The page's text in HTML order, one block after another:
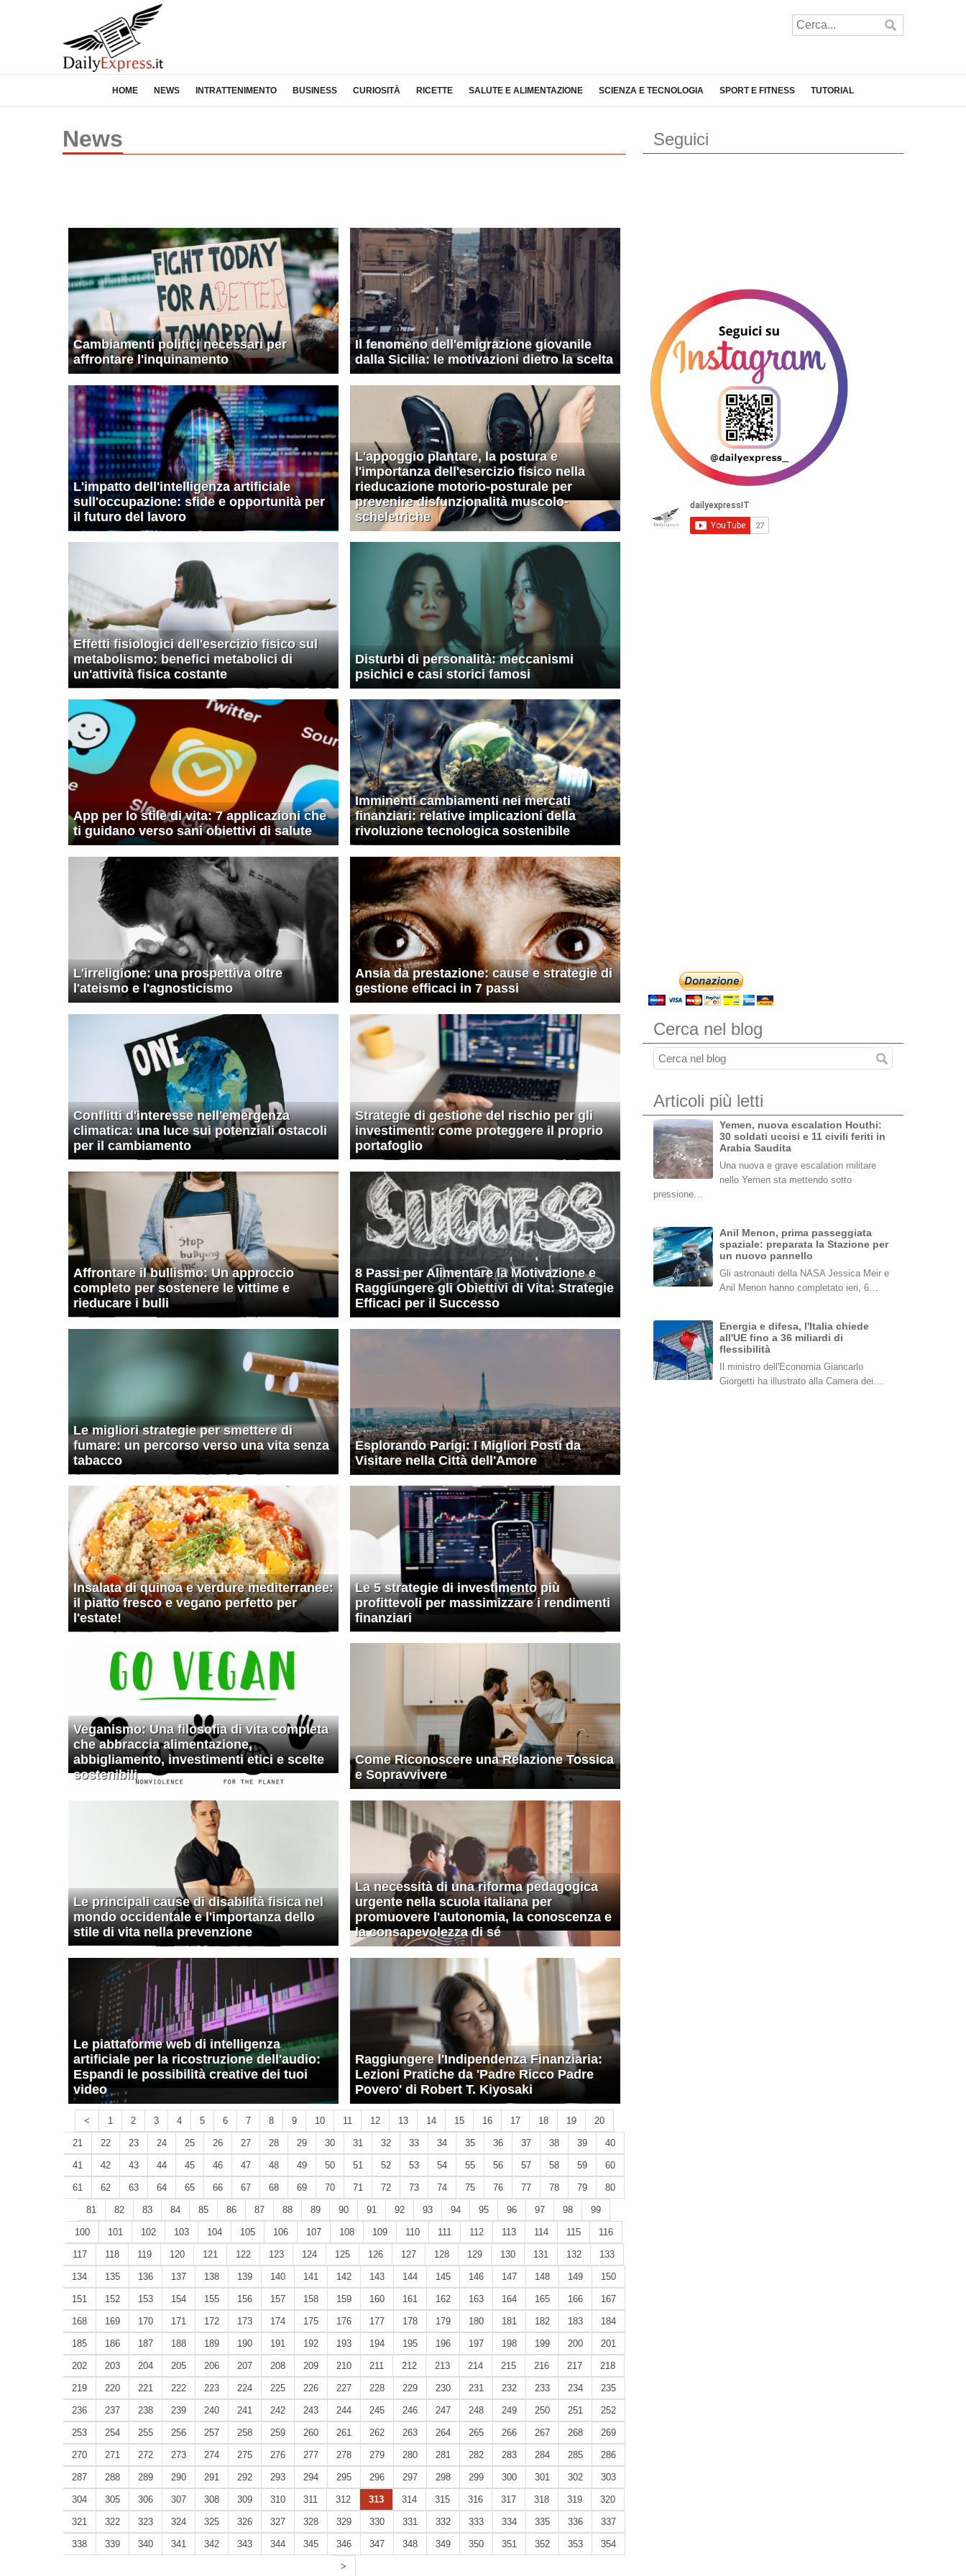
HOME NEWS INTRATTENIMENTO BUSINESS CURIOSITÀ RICETTE SALUTE E ALIMENTAZIONE SCIENZA E TECNOLOGIA SPORT E FITNESS TUTORIAL
News
Cambiamenti politici necessari per
affrontare l'inquinamento
Il fenomeno dell'emigrazione giovanile
dalla Sicilia: le motivazioni dietro la scelta
L'impatto dell'intelligenza artificiale
sull'occupazione: sfide e opportunità per
il futuro del lavoro
L'appoggio plantare, la postura e
l'importanza dell'esercizio fisico nella
rieducazione motorio-posturale per
prevenire disfunzionalità muscolo-
scheletriche
Effetti fisiologici dell'esercizio fisico sul
metabolismo: benefici metabolici di
un'attività fisica costante
Disturbi di personalità: meccanismi
psichici e casi storici famosi
App per lo stile di vita: 7 applicazioni che
ti guidano verso sani obiettivi di salute
Imminenti cambiamenti nei mercati
finanziari: relative implicazioni della
rivoluzione tecnologica sostenibile
L'irreligione: una prospettiva oltre
l'ateismo e l'agnosticismo
Ansia da prestazione: cause e strategie di
gestione efficaci in 7 passi
Conflitti d'interesse nell'emergenza
climatica: una luce sui potenziali ostacoli
per il cambiamento
Strategie di gestione del rischio per gli
investimenti: come proteggere il proprio
portafoglio
Affrontare il bullismo: Un approccio
completo per sostenere le vittime e
rieducare i bulli
8 Passi per Alimentare la Motivazione e
Raggiungere gli Obiettivi di Vita: Strategie
Efficaci per il Successo
Le migliori strategie per smettere di
fumare: un percorso verso una vita senza
tabacco
Esplorando Parigi: I Migliori Posti da
Visitare nella Città dell'Amore
Insalata di quinoa e verdure mediterranee:
il piatto fresco e vegano perfetto per
l'estate!
Le 5 strategie di investimento più
profittevoli per massimizzare i rendimenti
finanziari
Veganismo: Una filosofia di vita completa
che abbraccia alimentazione,
abbigliamento, investimenti etici e scelte
sostenibili
Come Riconoscere una Relazione Tossica
e Sopravvivere
Le principali cause di disabilità fisica nel
mondo occidentale e l'importanza dello
stile di vita nella prevenzione
La necessità di una riforma pedagogica
urgente nella scuola italiana per
promuovere l'autonomia, la conoscenza e
la consapevolezza di sé
Le piattaforme web di intelligenza
artificiale per la ricostruzione dell'audio:
Espandi le possibilità creative dei tuoi
video
Raggiungere l'Indipendenza Finanziaria:
Lezioni Pratiche da 'Padre Ricco Padre
Povero' di Robert T. Kiyosaki
< 1 2 3 4 5 6 7 8 9 10 11 12 13 14 15 16 17 18 19 20
21 22 23 24 25 26 27 28 29 30 31 32 33 34 35 36 37 38 39 40
41 42 43 44 45 46 47 48 49 50 51 52 53 54 55 56 57 58 59 60
61 62 63 64 65 66 67 68 69 70 71 72 73 74 75 76 77 78 79 80
81 82 83 84 85 86 87 88 89 90 91 92 93 94 95 96 97 98 99
100 101 102 103 104 105 106 107 108 109 110 111 112 113 114 115 116
117 118 119 120 121 122 123 124 125 126 127 128 129 130 131 132 133
134 135 136 137 138 139 140 141 142 143 144 145 146 147 148 149 150
151 152 153 154 155 156 157 158 159 160 161 162 163 164 165 166 167
168 169 170 171 172 173 174 175 176 177 178 179 180 181 182 183 184
185 186 187 188 189 190 191 192 193 194 195 196 197 198 199 200 201
202 203 204 205 206 207 208 209 210 211 212 213 214 215 216 217 218
219 220 221 222 223 224 225 226 227 228 229 230 231 232 233 234 235
236 237 238 239 240 241 242 243 244 245 246 247 248 249 250 251 252
253 254 255 256 257 258 259 260 261 262 263 264 265 266 267 268 269
270 271 272 273 274 275 276 277 278 279 280 281 282 283 284 285 286
287 288 289 290 291 292 293 294 295 296 297 298 299 300 301 302 303
304 305 306 307 308 309 310 311 312 313 314 315 316 317 318 319 320
321 322 323 324 325 326 327 328 329 330 331 332 333 334 335 336 337
338 339 340 341 342 343 344 345 346 347 348 349 350 351 352 353 354
>
Seguici
Cerca nel blog
Articoli più letti
Yemen, nuova escalation Houthi:
30 soldati uccisi e 11 civili feriti in
Arabia Saudita
Una nuova e grave escalation militare
nello Yemen sta mettendo sotto
pressione…
Anil Menon, prima passeggiata
spaziale: preparata la Stazione per
un nuovo pannello
Gli astronauti della NASA Jessica Meir e
Anil Menon hanno completato ieri, 6…
Energia e difesa, l'Italia chiede
all'UE fino a 36 miliardi di
flessibilità
Il ministro dell'Economia Giancarlo
Giorgetti ha illustrato alla Camera dei…